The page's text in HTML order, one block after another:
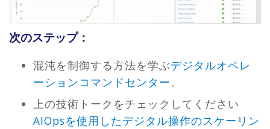
次のステップ：
混沌を制御する方法を学ぶデジタルオペレ
ーションコマンドセンター。
上の技術トークをチェックしてください
AIOpsを使用したデジタル操作のスケーリン